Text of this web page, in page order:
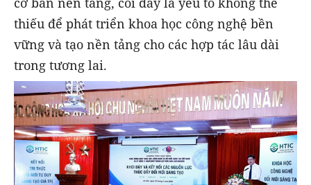
thiếu để phát triển khoa học công nghệ bền
vững và tạo nền tảng cho các hợp tác lâu dài
trong tương lai.